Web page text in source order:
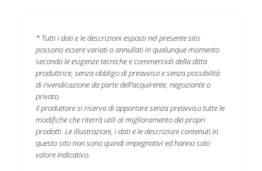
* Tutti i dati e le descrizioni esposti nel presente sito
possono essere variati o annullati in qualunque momento
secondo le esigenze tecniche e commerciali della ditta
produttrice, senza obbligo di preavviso e senza possibilità
di rivendicazione da parte dell'acquirente, negoziante o
privato.
Il produttore si riserva di apportare senza preavviso tutte le
modifiche che riterrà utili al miglioramento dei propri
prodotti. Le illustrazioni, i dati e le descrizioni contenuti in
questo sito non sono quindi impegnativi ed hanno solo
valore indicativo.